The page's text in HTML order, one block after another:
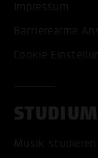
Impressum
Barrierearme
Cookie
STUDIUM
Musik studieren